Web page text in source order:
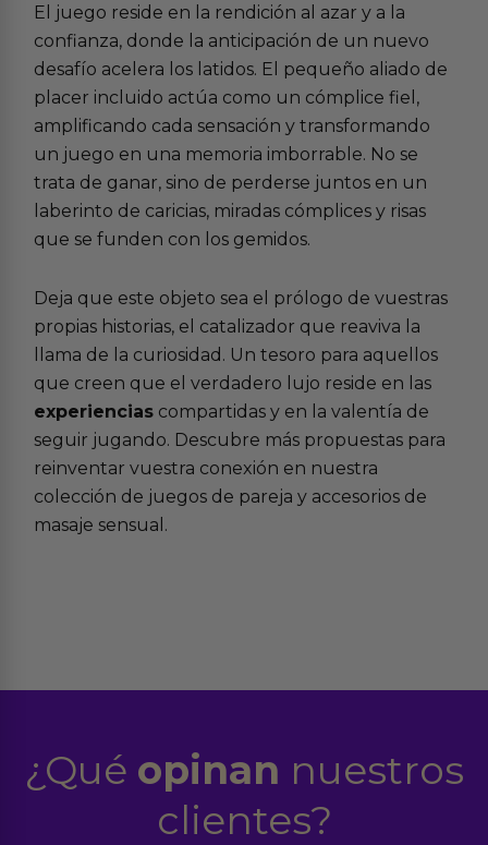
El juego reside en la rendición al azar y a la
confianza, donde la anticipación de un nuevo
desafío acelera los latidos. El pequeño aliado de
placer incluido actúa como un cómplice fiel,
amplificando cada sensación y transformando
un juego en una memoria imborrable. No se
trata de ganar, sino de perderse juntos en un
laberinto de caricias, miradas cómplices y risas
que se funden con los gemidos.
Deja que este objeto sea el prólogo de vuestras
propias historias, el catalizador que reaviva la
llama de la curiosidad. Un tesoro para aquellos
que creen que el verdadero lujo reside en las
experiencias compartidas y en la valentía de
seguir jugando. Descubre más propuestas para
reinventar vuestra conexión en nuestra
colección de juegos de pareja y accesorios de
masaje sensual .
¿Qué opinan nuestros
clientes?